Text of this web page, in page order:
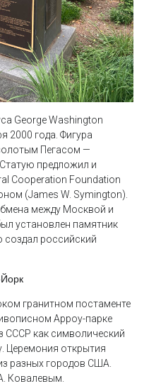
George Washington
2000 года. Фигура
Пегасом —
предложил и
Cooperation Foundation
(James W. Symington).
между Москвой и
установлен памятник
российский
гранитном постаменте
Арроу-парке
СССР как символический
Церемония открытия
разных городов США.
Ковалевым.